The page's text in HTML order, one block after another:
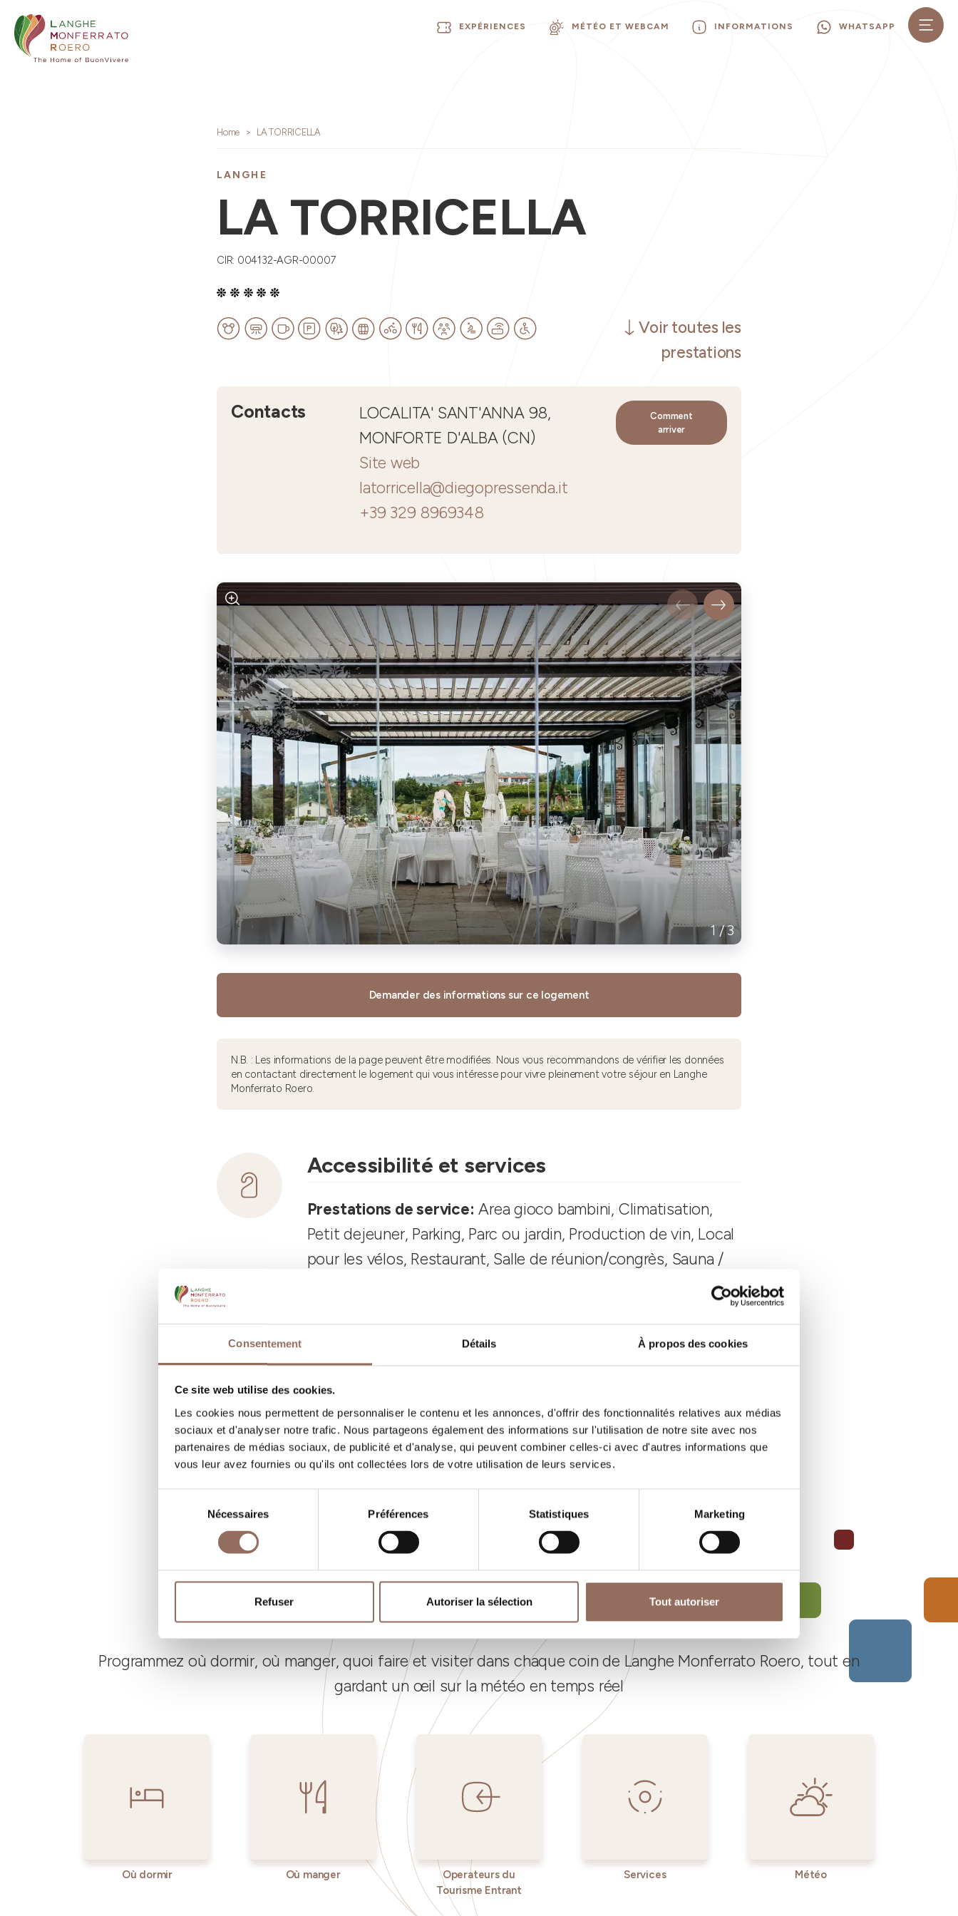
Consentement Détails À propos des cookies
Ce site web utilise des cookies.
Les cookies nous permettent de personnaliser le contenu et les annonces, d'offrir des fonctionnalités relatives aux médias
sociaux et d'analyser notre trafic. Nous partageons également des informations sur l'utilisation de notre site avec nos
partenaires de médias sociaux, de publicité et d'analyse, qui peuvent combiner celles-ci avec d'autres informations que
vous leur avez fournies ou qu'ils ont collectées lors de votre utilisation de leurs services.
consentement
Nécessaires Préférences Statistiques Marketing
Refuser Autoriser la sélection Tout autoriser
EXPÉRIENCES MÉTÉO ET WEBCAM INFORMATIONS WHATSAPP
Home LA TORRICELLA
LANGHE
LA TORRICELLA
CIR: 004132-AGR-00007
Voir toutes les
prestations
Contacts
LOCALITA' SANT'ANNA 98,
MONFORTE D'ALBA (CN)
Site web
latorricella@diegopressenda.it
+39 329 8969348
Comment
arriver
1/3
Demander des informations sur ce logement
N.B. : Les informations de la page peuvent être modifiées. Nous vous recommandons de vérifier les données
en contactant directement le logement qui vous intéresse pour vivre pleinement votre séjour en Langhe
Monferrato Roero.
Accessibilité et services
Prestations de service: Area gioco bambini, Climatisation,
Petit dejeuner, Parking, Parc ou jardin, Production de vin, Local
pour les vélos, Restaurant, Salle de réunion/congrès, Sauna /
Capacité d'hébergement
Rooms number:8
Nombre de salles de bains:
Beds number:16
Vos vacances
Programmez où dormir, où manger, quoi faire et visiter dans chaque coin de Langhe Monferrato Roero, tout en
gardant un œil sur la météo en temps réel
Où dormir Où manger
Operateurs du
Tourisme Entrant
Services Météo